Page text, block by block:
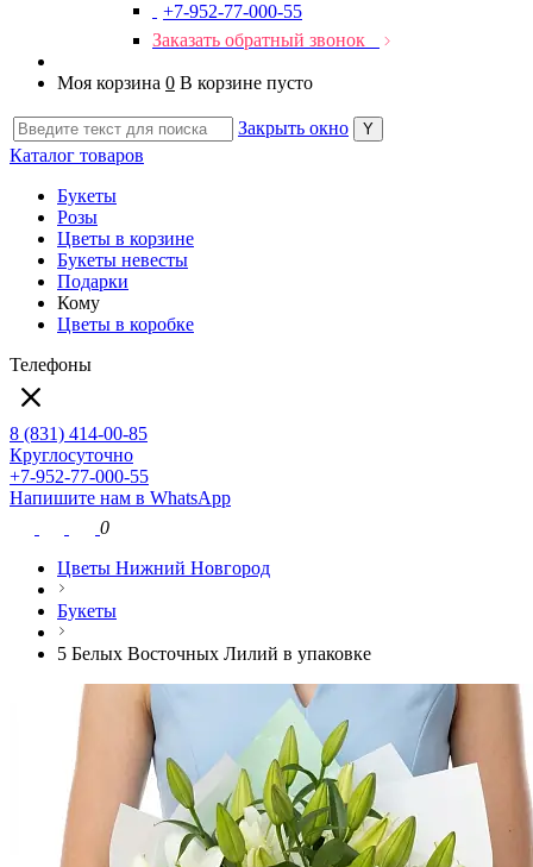
+7-952-77-000-55
Заказать обратный звонок
Моя корзина 0 В корзине пусто
Закрыть окно
Каталог товаров
Букеты
Розы
Цветы в корзине
Букеты невесты
Подарки
Кому
Цветы в коробке
Телефоны
8 (831) 414-00-85
Круглосуточно
+7-952-77-000-55
Напишите нам в WhatsApp
0
Цветы Нижний Новгород
Букеты
5 Белых Восточных Лилий в упаковке